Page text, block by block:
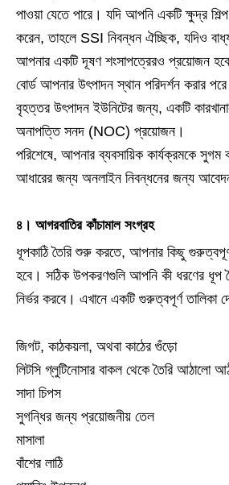
পাওয়া যেতে পারে। যদি আপনি একটি ক্ষুদ্র
করেন, তাহলে SSI নিবন্ধন ঐচ্ছিক, যদিও
আপনার একটি দূষণ শংসাপত্রেরও প্রয়োজন
বোর্ড আপনার উৎপাদন স্থান পরিদর্শন করার
বৃহত্তর উৎপাদন ইউনিটের জন্য, একটি
অনাপত্তি সনদ (NOC) প্রয়োজন।
পরিশেষে, আপনার ব্যবসায়িক কার্যক্রমকে
আধারের জন্য অনলাইন নিবন্ধনের জন্য
৪। আগরবাতির কাঁচামাল সংগ্রহ
ধূপকাঠি তৈরি শুরু করতে, আপনার কিছু
হবে। সঠিক উপকরণগুলি আপনি কী ধরণের ধূপ
নির্ভর করবে। এখানে একটি গুরুত্বপূর্ণ তালিকা
জিগট, কাঠকয়লা, অথবা কাঠের গুঁড়ো
লিটসি গ্লুটিনোসার বাকল থেকে তৈরি আঠালো
সাদা চিপস
সুগন্ধির জন্য প্রয়োজনীয় তেল
মাসালা
বাঁশের লাঠি